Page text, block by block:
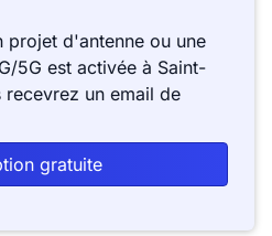
projet d'antenne ou une
5G est activée à Saint-
un email de
gratuite